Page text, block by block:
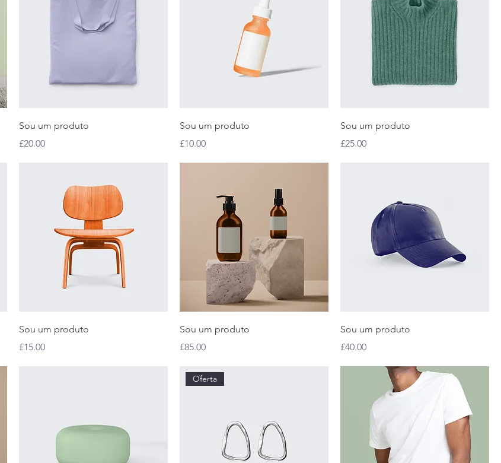
Sou um produto
Preço
£20.00
Sou um produto
Preço
£10.00
Sou um produto
Preço
£25.00
Sou um produto
Preço
£15.00
Sou um produto
Preço
£85.00
Sou um produto
Preço
£40.00
Oferta